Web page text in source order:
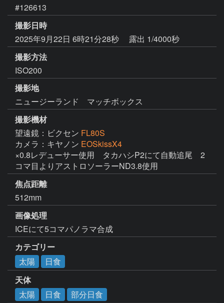
#126613
撮影日時
2025年9月22日 6時21分28秒
露出 1/4000秒
撮影方法
ISO200
撮影地
ニュージーランド マッチボックス
撮影機材
望遠鏡：ビクセン FL80S
カメラ：キヤノン EOSkissX4
×0.8レデューサー使用　タカハシP2にて自動追尾　2
コマ目よりアストロソーラーND3.8使用
焦点距離
512mm
画像処理
ICEにて5コマパノラマ合成
カテゴリー
太陽
日食
天体
太陽
日食 部分日食